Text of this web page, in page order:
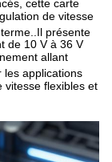
cette carte
de vitesse
Il présente
de 10 V à 36 V
allant
les applications
vitesse flexibles et